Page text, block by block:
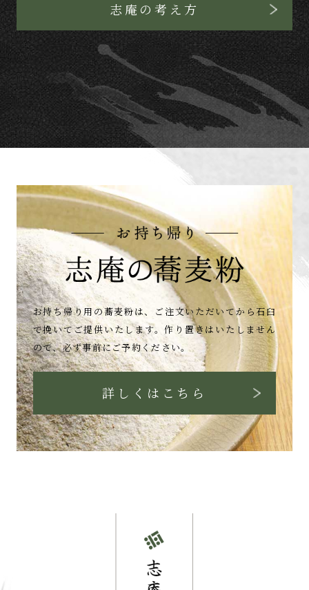
志庵の考え方
お持ち帰り用の蕎麦粉は、 ご注文いただいてから石臼
で挽いてご提供いたします。作り置きはいたしません
ので、必ず事前にご予約ください。
詳しくはこちら